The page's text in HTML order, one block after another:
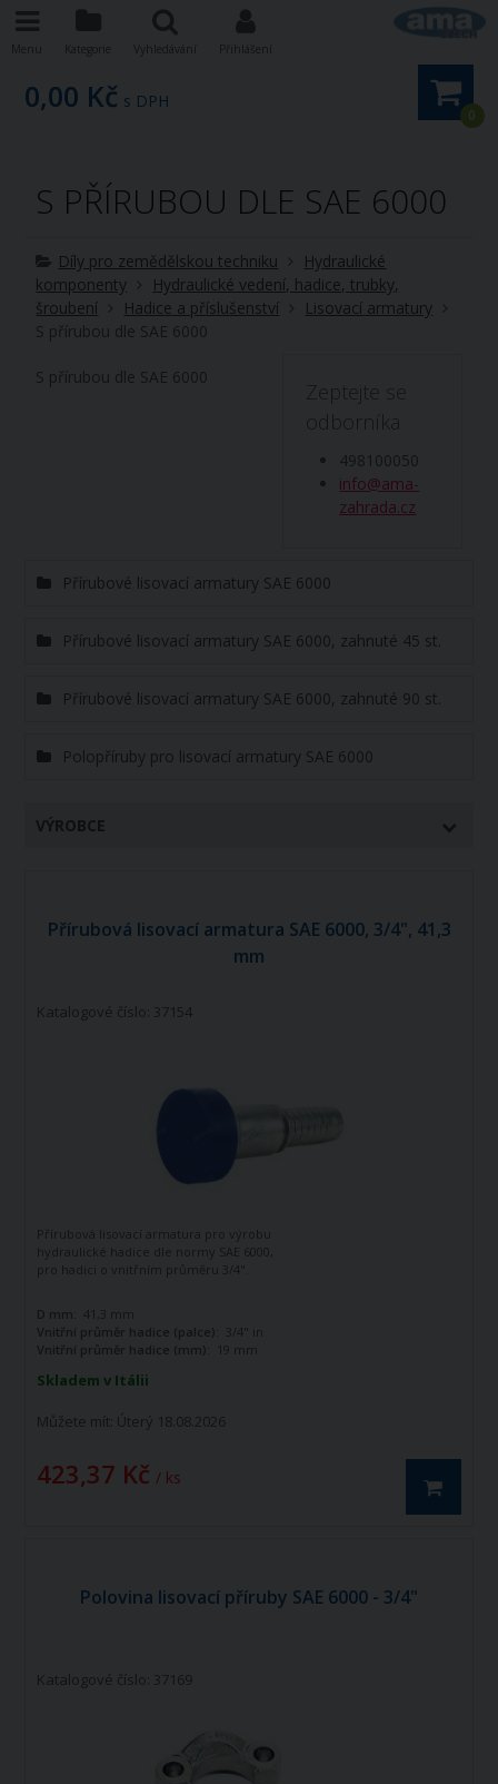
0
0,00 Kč s DPH
S PŘÍRUBOU DLE SAE 6000
Díly pro zemědělskou techniku
Hydraulické
komponenty
Hydraulické vedení, hadice, trubky,
šroubení
Hadice a příslušenství
Lisovací armatury
S přírubou dle SAE 6000
Zeptejte se
odborníka
498100050
info@ama-
zahrada.cz
S přírubou dle SAE 6000
Přírubové lisovací armatury SAE 6000
Přírubové lisovací armatury SAE 6000, zahnuté 45 st.
Přírubové lisovací armatury SAE 6000, zahnuté 90 st.
Polopříruby pro lisovací armatury SAE 6000
VÝROBCE
Přírubová lisovací armatura SAE 6000, 3/4", 41,3
mm
Katalogové číslo: 37154
Skladem v Itálii
Můžete mít: Úterý 18.08.2026
423,37 Kč / ks
Přírubová lisovací armatura pro výrobu
hydraulické hadice dle normy SAE 6000,
pro hadici o vnitřním průměru 3/4".
D mm:
41,3 mm
Vnitřní průměr hadice (palce):
3/4" in
Vnitřní průměr hadice (mm):
19 mm
Polovina lisovací příruby SAE 6000 - 3/4"
Katalogové číslo: 37169
Menu Kategorie Vyhledávání Přihlášení